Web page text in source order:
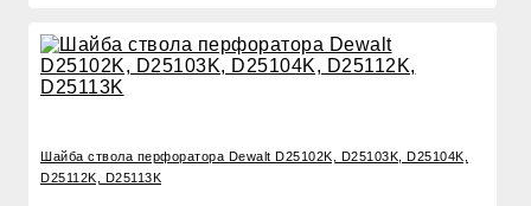
Шайба ствола перфоратора Dewalt D25102K, D25103K, D25104K,
D25112K, D25113K